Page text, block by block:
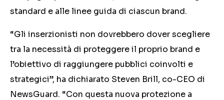
standard e alle linee guida di ciascun brand.
“Gli inserzionisti non dovrebbero dover scegliere
tra la necessità di proteggere il proprio brand e
l’obiettivo di raggiungere pubblici coinvolti e
strategici”, ha dichiarato Steven Brill, co-CEO di
NewsGuard. “Con questa nuova protezione a